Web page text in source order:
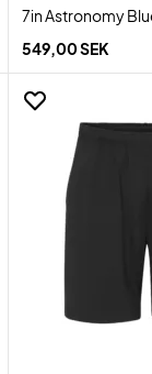
7in Astronomy
549,00 SEK